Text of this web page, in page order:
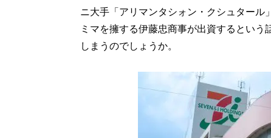
ニ大手「アリマンタシォン・クシュター
ミマを擁する伊藤忠商事が出資するとい
しまうのでしょうか。